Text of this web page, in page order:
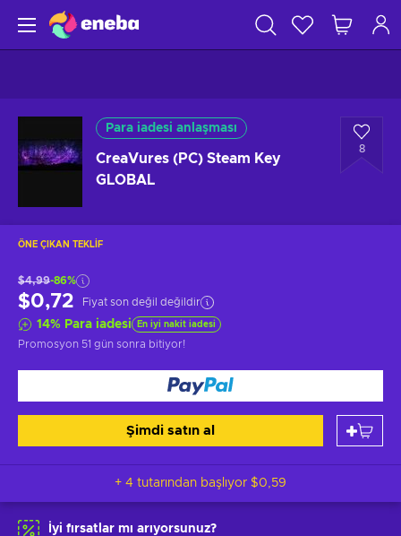
Para iadesi anlaşması
CreaVures (PC) Steam Key
GLOBAL
8
ÖNE ÇIKAN TEKLIF
$4,99-86%
$0,72 Fiyat son değil değildir
14% Para iadesi En iyi nakit iadesi
Promosyon 51 gün sonra bitiyor!
Şimdi satın al
+ 4 tutarından başlıyor $0,59
İyi fırsatlar mı arıyorsunuz?